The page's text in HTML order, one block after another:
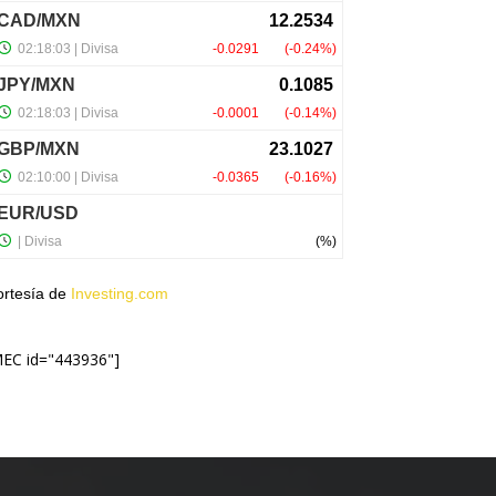
de Investing.com
id="443936"]